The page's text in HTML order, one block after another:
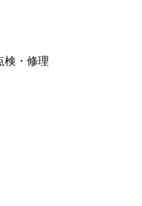
検・修理